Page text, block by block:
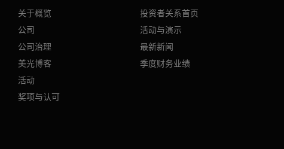
关于概览
公司
公司治理
美光博客
活动
奖项与认可
投资者关系首页
活动与演示
最新新闻
季度财务业绩